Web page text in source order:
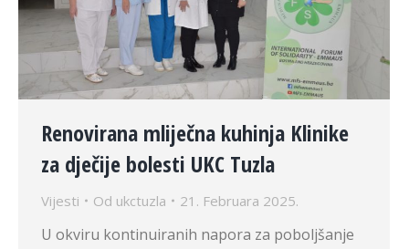
Renovirana mliječna kuhinja Klinike
za dječije bolesti UKC Tuzla
Vijesti Od ukctuzla 21. Februara 2025.
U okviru kontinuiranih napora za poboljšanje